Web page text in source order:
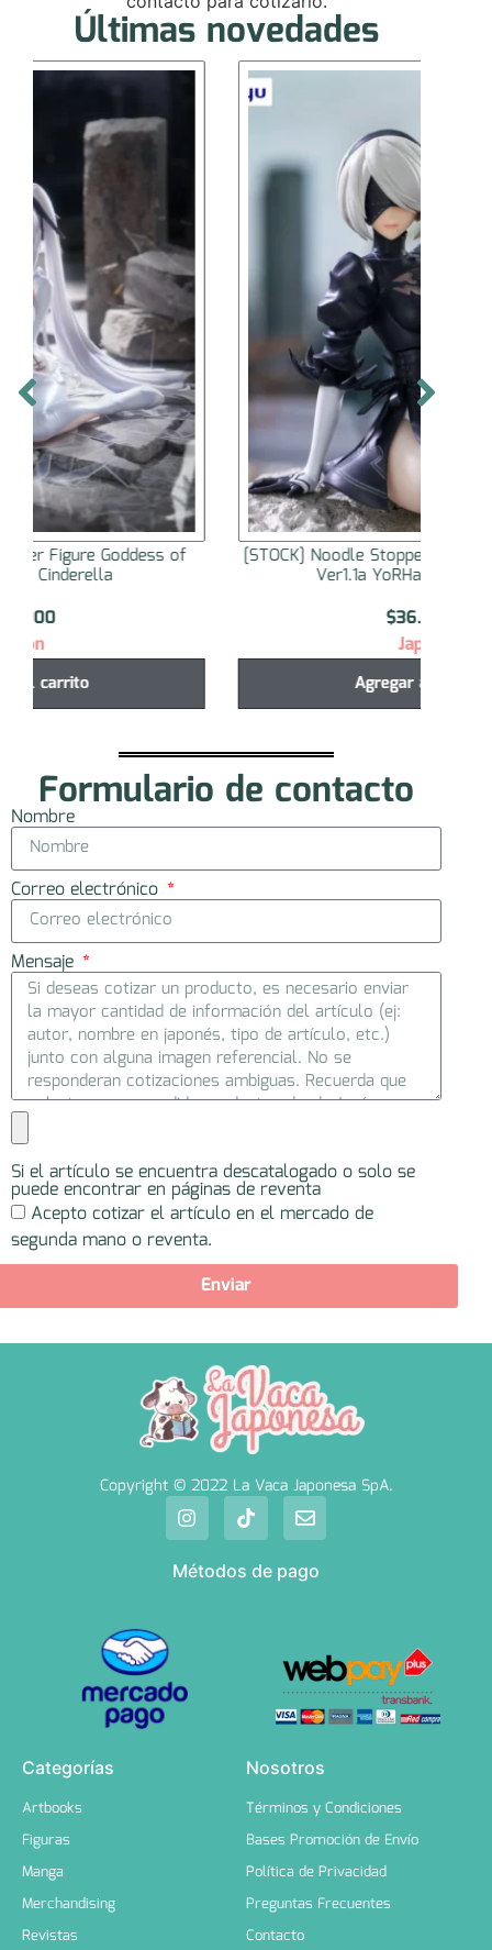
Últimas novedades
[STOCK] Noodle Stopper Figure NieR:Automata
Ver1.1a YoRHa No. 2 Type B
Formulario de contacto
Nombre
Correo electrónico
Mensaje
Si el artículo se encuentra descatalogado o solo se
puede encontrar en páginas de reventa
Acepto cotizar el artículo en el mercado de
segunda mano o reventa.
Enviar
Copyright © 2022 La Vaca Japonesa SpA.
Métodos de pago
Categorías
Artbooks
Figuras
Manga
Merchandising
Revistas
Nosotros
Términos y Condiciones
Bases Promoción de Envío
Política de Privacidad
Preguntas Frecuentes
Contacto